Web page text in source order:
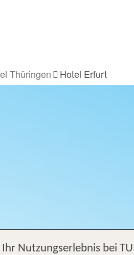
Thüringen Hotel Erfurt
Nutzungserlebnis bei